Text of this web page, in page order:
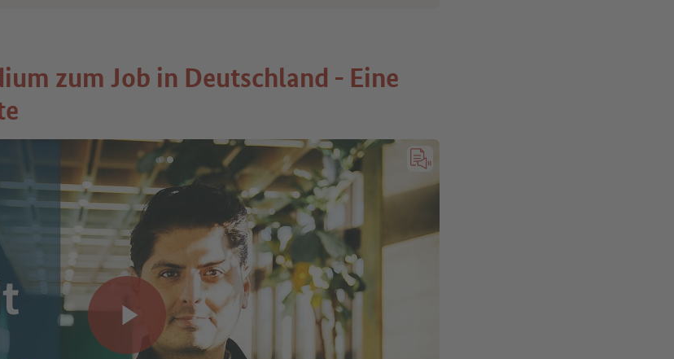
Video abspielen
Volltextalternative (Transkription): Vom
zum Job in Deutschland - Eine